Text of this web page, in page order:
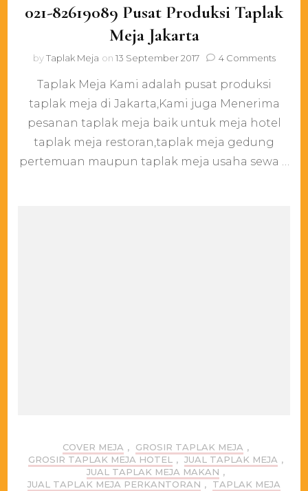
021-82619089 Pusat Produksi Taplak
Meja Jakarta
byTaplak Meja on 13 September 2017 4 Commentson
Taplak
Taplak Meja Kami adalah pusat produksi
taplak meja di Jakarta,Kami juga Menerima
pesanan taplak meja baik untuk meja hotel
taplak meja restoran,taplak meja gedung
pertemuan maupun taplak meja usaha sewa …
COVER MEJA , GROSIR TAPLAK MEJA ,
GROSIR TAPLAK MEJA HOTEL
, JUAL TAPLAK MEJA ,
JUAL TAPLAK MEJA MAKAN ,
JUAL TAPLAK MEJA PERKANTORAN , TAPLAK MEJA